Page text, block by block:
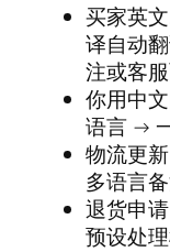
买家英
译自动
注或客
你用中
语言 →
物流更
多语言
退货申
预设处